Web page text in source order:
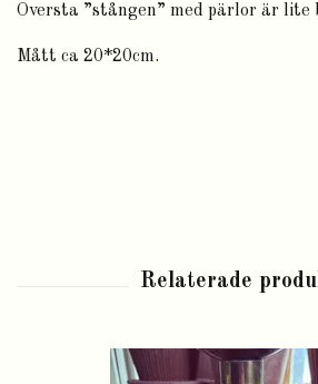
Översta ”stången” med pärlor är lite
Mått ca 20*20cm.